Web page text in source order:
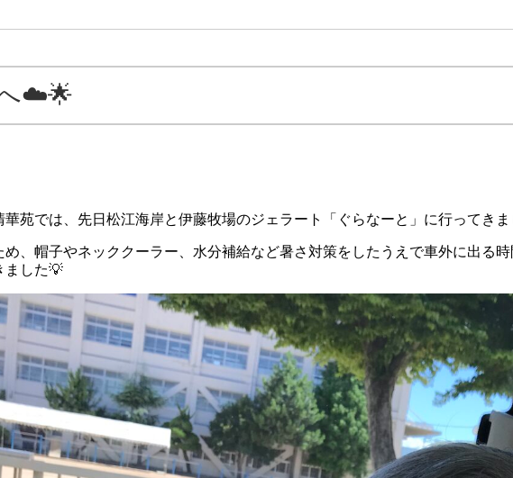
☁️🌟
華苑では、先日松江海岸と伊藤牧場のジェラート「ぐらなーと」に行ってきま
め、帽子やネッククーラー、水分補給など暑さ対策をしたうえで車外に出る
ました💡